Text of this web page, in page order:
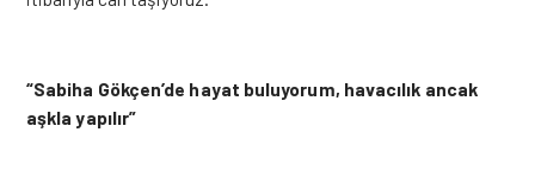
“Sabiha Gökçen’de hayat buluyorum, havacılık ancak
aşkla yapılır”